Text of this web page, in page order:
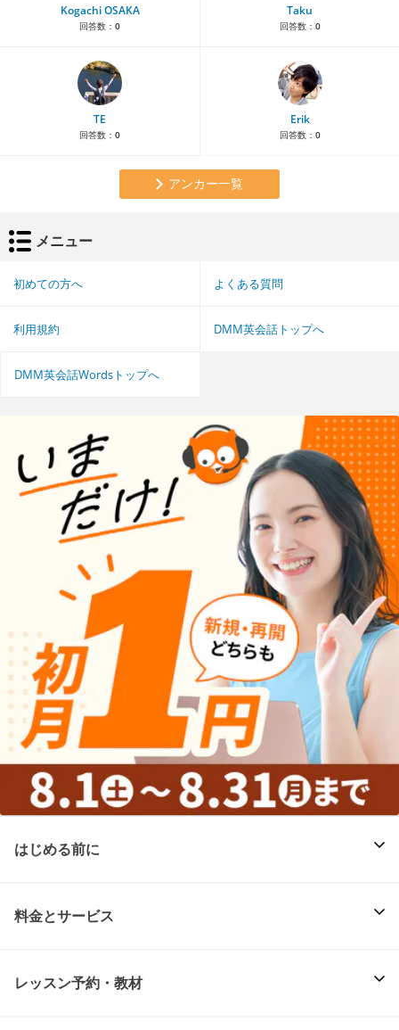
Kogachi OSAKA
回答数： 0
Taku
回答数： 0
TE
回答数： 0
Erik
回答数： 0
アンカー一覧
メニュー
初めての方へ よくある質問
利用規約 DMM英会話トップへ
DMM英会話Wordsトップへ
はじめる前に
料金とサービス
レッスン予約・教材